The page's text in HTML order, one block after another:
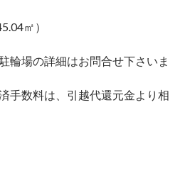
㎡）
輪場の詳細はお問合せ下さいま
手数料は、引越代還元金より相